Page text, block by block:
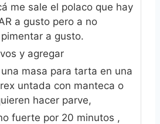
me sale el polaco que hay
a gusto pero a no
a gusto.
y agregar
masa para tarta en una
untada con manteca o
hacer parve,
fuerte por 20 minutos ,